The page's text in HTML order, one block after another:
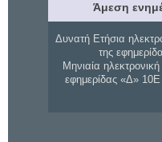
Άμεση
Δυνατή Ετήσια
της
Μηνιαία
εφημερίδας «Δ»